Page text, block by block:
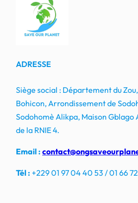
ADRESSE
Siège social : Département du
Bohicon, Arrondissement de
Sodohomè Alikpa, Maison Gblago
de la RNIE 4.
Email :
Tél : +229 01 97 04 40 53 / 01 66